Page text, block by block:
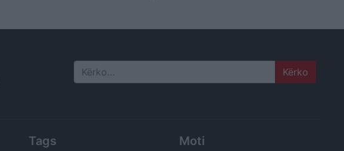
Search
Tags Moti